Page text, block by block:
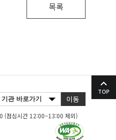
목록
(점심시간 12:00~13:00 제외)
이동
TOP